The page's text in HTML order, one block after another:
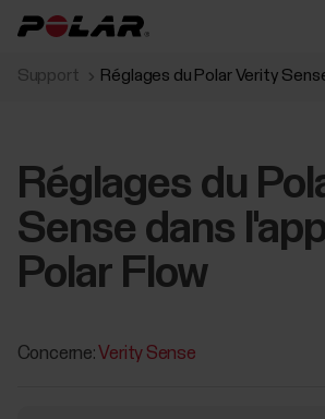
Support Réglages du Polar Verity
Réglages du
Sense dans
Polar Flow
Concerne: Verity Sense